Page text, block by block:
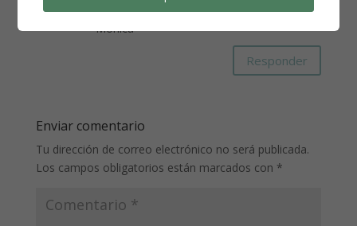
Un abrazo
Mónica
Responder
Enviar comentario
Tu dirección de correo electrónico no será publicada.
Los campos obligatorios están marcados con *